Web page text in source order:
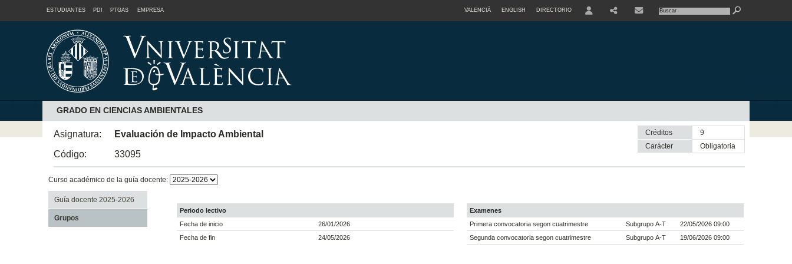
ESTUDIANTES PDI PTGAS EMPRESA VALENCIÀ ENGLISH DIRECTORIO
GRADO EN CIENCIAS AMBIENTALES
Asignatura:
Evaluación de Impacto Ambiental
Código:
33095
Créditos
9
Carácter
obligatoria
Curso académico de la guía docente:
Guía docente 2025-2026
Grupos
Periodo lectivo
Fecha de inicio
26/01/2026
Fecha de fin
24/05/2026
Examenes
Primera convocatoria segon cuatrimestre
Subgrupo A-T
22/05/2026 09:00
Segunda convocatoria segon cuatrimestre
Subgrupo A-T 19/06/2026 09:00